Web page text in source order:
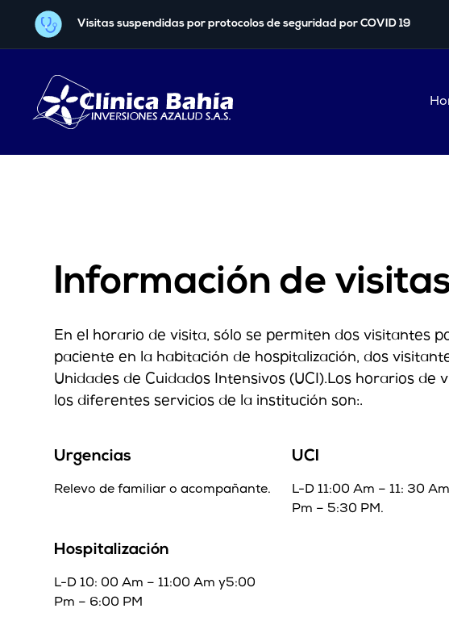
Visitas suspendidas por protocolos de seguridad por COVID 19
Información de
En el horario de visita, sólo se permiten dos visitantes
paciente en la habitación de hospitalización, dos
Unidades de Cuidados Intensivos (UCI).Los horarios de
los diferentes servicios de la institución son:.
Urgencias
Relevo de familiar o acompañante.
UCI
L-D 11:00 Am – 11: 30
Pm – 5:30 PM.
Hospitalización
L-D 10: 00 Am – 11:00 Am y5:00
Pm – 6:00 PM